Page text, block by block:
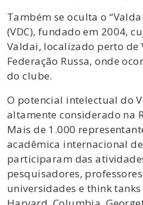
Também se oculta o
(VDC), fundado em 2004,
Valdai, localizado perto de
Federação Russa, onde
do clube.
O potencial intelectual do
altamente considerado na
Mais de 1.000
acadêmica internacional
participaram das
pesquisadores,
universidades e think